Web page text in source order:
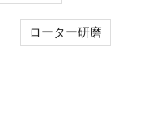
ローター研磨